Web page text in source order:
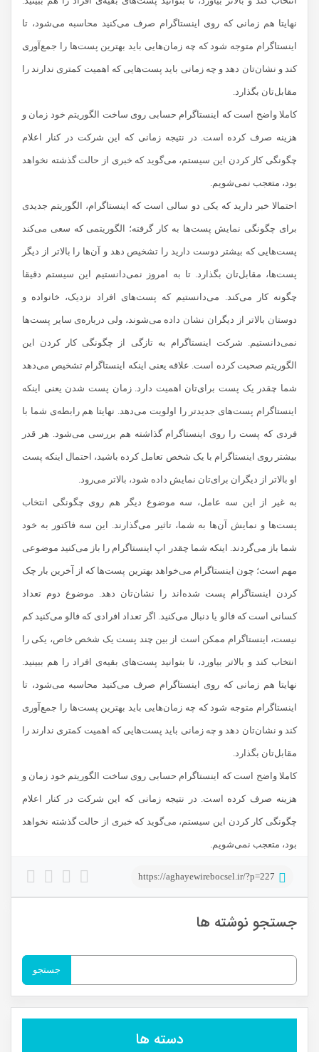
نهایتا هم زمانی که روی اینستاگرام صرف می‌کنید محاسبه می‌شود، تا
اینستاگرام متوجه شود که چه زمان‌هایی باید بهترین پست‌ها را جمع‌آوری
کند و نشان‌تان دهد و چه زمانی باید پست‌هایی که اهمیت کمتری ندارند را
مقابل‌تان بگذارد.
کاملا واضح است که اینستاگرام حسابی روی ساخت الگوریتم خود زمان و
هزینه صرف کرده است. در نتیجه زمانی که این شرکت در کنار اعلام
چگونگی کار کردن این سیستم، می‌گوید که خبری از حالت گذشته نخواهد
بود، متعجب نمی‌شویم.
احتمالا خبر دارید که یکی دو سالی است که اینستاگرام، الگوریتم جدیدی
برای چگونگی نمایش پست‌ها به کار گرفته؛ الگوریتمی که سعی می‌کند
پست‌هایی که بیشتر دوست دارید را تشخیص دهد و آن‌ها را بالاتر از دیگر
پست‌ها، مقابل‌تان بگذارد. تا به امروز نمی‌دانستیم این سیستم دقیقا
چگونه کار می‌کند. می‌دانستیم که پست‌های افراد نزدیک، خانواده و
دوستان بالاتر از دیگران نشان داده می‌شوند، ولی درباره‌ی سایر پست‌ها
نمی‌دانستیم. شرکت اینستاگرام به تازگی از چگونگی کار کردن این
الگوریتم صحبت کرده است. علاقه یعنی اینکه اینستاگرام تشخیص می‌دهد
شما چقدر یک پست برای‌تان اهمیت دارد. زمان پست شدن یعنی اینکه
اینستاگرام پست‌های جدیدتر را اولویت می‌دهد. نهایتا هم رابطه‌ی شما با
فردی که پست را روی اینستاگرام گذاشته هم بررسی می‌شود. هر قدر
بیشتر روی اینستاگرام با یک شخص تعامل کرده باشید، احتمال اینکه پست
او بالاتر از دیگران برای‌تان نمایش داده شود، بالاتر می‌رود.
به غیر از این سه عامل، سه موضوع دیگر هم روی چگونگی انتخاب
پست‌ها و نمایش آن‌ها به شما، تاثیر می‌گذارند. این سه فاکتور به خود
شما باز می‌گردند. اینکه شما چقدر اپ اینستاگرام را باز می‌کنید موضوعی
مهم است؛ چون اینستاگرام می‌خواهد بهترین پست‌ها که از آخرین بار چک
کردن اینستاگرام پست شده‌اند را نشان‌تان دهد. موضوع دوم تعداد
کسانی است که فالو یا دنبال می‌کنید. اگر تعداد افرادی که فالو می‌کنید کم
نیست، اینستاگرام ممکن است از بین چند پست یک شخص خاص، یکی را
انتخاب کند و بالاتر بیاورد، تا بتوانید پست‌های بقیه‌ی افراد را هم ببینید.
نهایتا هم زمانی که روی اینستاگرام صرف می‌کنید محاسبه می‌شود، تا
اینستاگرام متوجه شود که چه زمان‌هایی باید بهترین پست‌ها را جمع‌آوری
کند و نشان‌تان دهد و چه زمانی باید پست‌هایی که اهمیت کمتری ندارند را
مقابل‌تان بگذارد.
کاملا واضح است که اینستاگرام حسابی روی ساخت الگوریتم خود زمان و
هزینه صرف کرده است. در نتیجه زمانی که این شرکت در کنار اعلام
چگونگی کار کردن این سیستم، می‌گوید که خبری از حالت گذشته نخواهد
بود، متعجب نمی‌شویم.
https://aghayewirebocsel.ir/?p=227
جستجو نوشته ها
برای:
دسته ها